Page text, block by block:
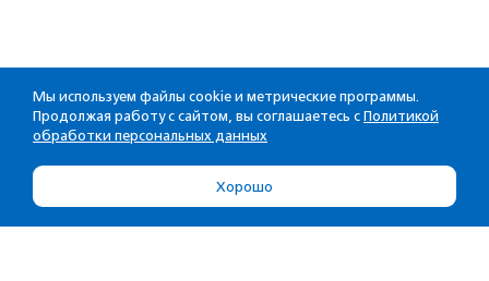
Мы используем файлы cookie и метрические программы.
Продолжая работу с сайтом, вы соглашаетесь с Политикой
обработки персональных данных
Хорошо